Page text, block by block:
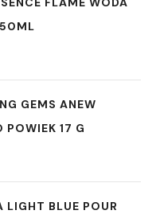
GEMS ANEW
POWIEK 17 G
LIGHT BLUE POUR